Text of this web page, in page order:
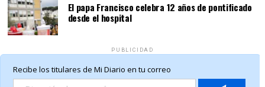
El papa Francisco celebra 12 años de pontificado
desde el hospital
PUBLICIDAD